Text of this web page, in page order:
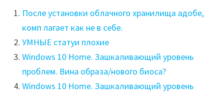
После установки облачного хранилища адобе,
комп лагает как не в себе.
УМНЫЕ статуи плохие
Windows 10 Home. Зашкаливающий уровень
проблем. Вина образа/нового биоса?
Windows 10 Home. Зашкаливающий уровень